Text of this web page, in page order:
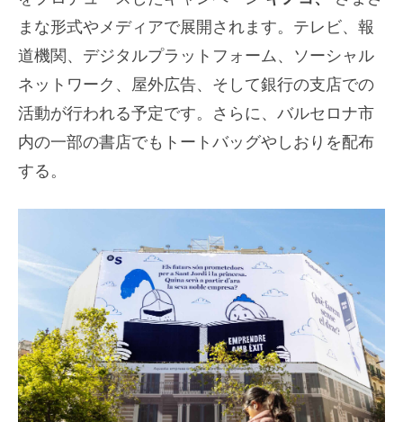
まな形式やメディアで展開されます。テレビ、報
道機関、デジタルプラットフォーム、ソーシャル
ネットワーク、屋外広告、そして銀行の支店での
活動が行われる予定です。さらに、バルセロナ市
内の一部の書店でもトートバッグやしおりを配布
する。